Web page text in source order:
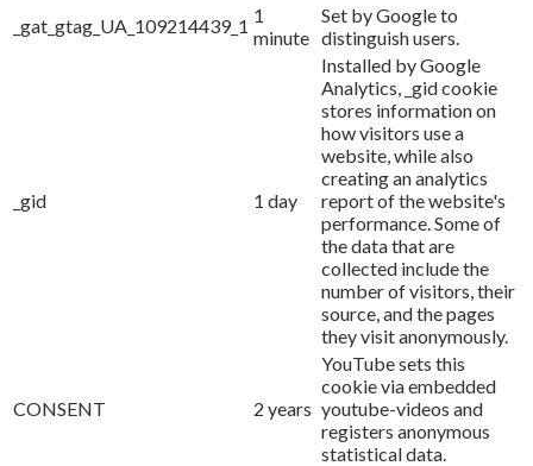
_gat_gtag_UA_109214439_1 1
minute
Set by Google to
distinguish users.
_gid 1 day
Installed by Google
Analytics, _gid cookie
stores information on
how visitors use a
website, while also
creating an analytics
report of the website's
performance. Some of
the data that are
collected include the
number of visitors, their
source, and the pages
they visit anonymously.
CONSENT 2 years
YouTube sets this
cookie via embedded
youtube-videos and
registers anonymous
statistical data.